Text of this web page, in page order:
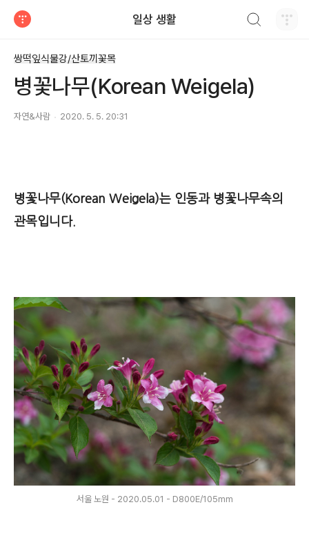
일상 생활
쌍떡잎식물강/산토끼꽃목
병꽃나무(Korean Weigela)
자연&사람 2020. 5. 5. 20:31
병꽃나무(Korean Weigela)는 인동과 병꽃나무속의
관목입니다.
서울 노원 - 2020.05.01 - D800E/105mm